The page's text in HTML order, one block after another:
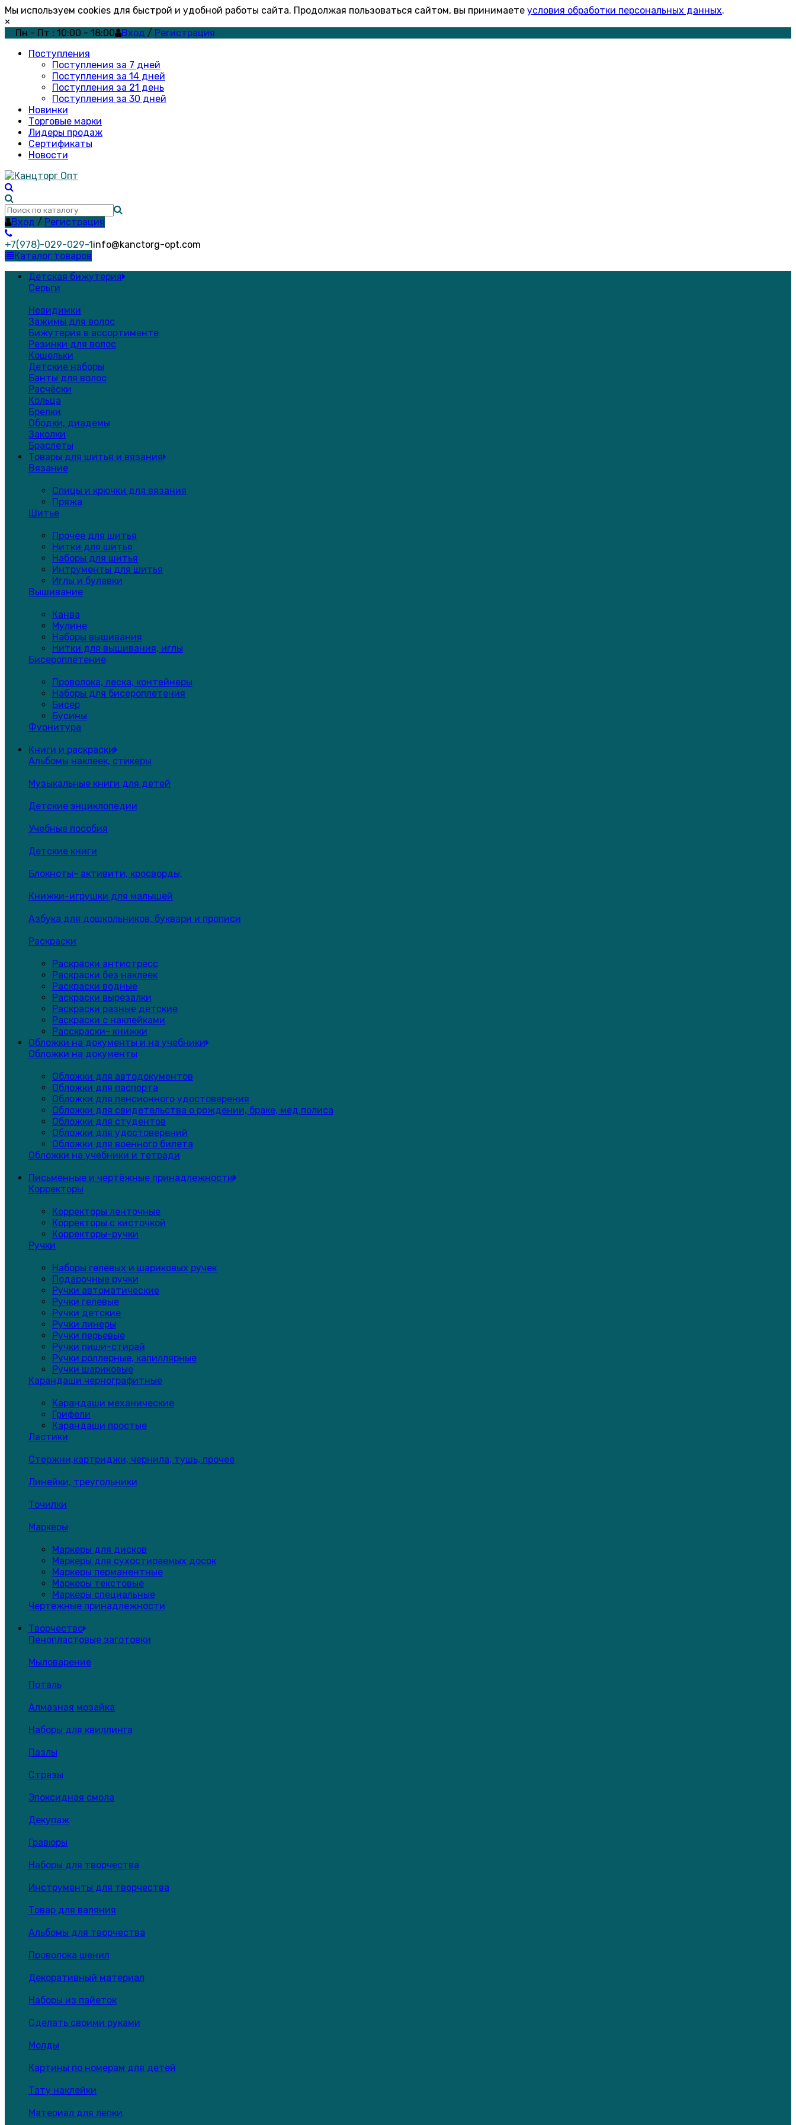
Мы используем cookies для быстрой и удобной работы сайта. Продолжая пользоваться сайтом, вы принимаете условия обработки персональных данных.
×
Пн - Пт : 10:00 - 18:00
Вход / Регистрация
Поступления
Поступления за 7 дней
Поступления за 14 дней
Поступления за 21 день
Поступления за 30 дней
Новинки
Торговые марки
Лидеры продаж
Сертификаты
Новости
Вход / Регистрация
+7(978)-029-029-1info@kanctorg-opt.com
Каталог товаров
Детская бижутерия
Серьги
Невидимки
Зажимы для волос
Бижутерия в ассортименте
Резинки для волос
Кошельки
Детские наборы
Банты для волос
Расчёски
Кольца
Брелки
Ободки, диадемы
Заколки
Браслеты
Товары для шитья и вязания
Вязание
Спицы и крючки для вязания
Пряжа
Шитье
Прочее для шитья
Нитки для шитья
Наборы для шитья
Интрументы для шитья
Иглы и булавки
Вышивание
Канва
Мулине
Наборы вышивания
Нитки для вышивания, иглы
Бисероплетение
Проволока, леска, контейнеры
Наборы для бисероплетения
Бисер
Бусины
Фурнитура
Книги и раскраски
Альбомы наклеек, стикеры
Музыкальные книги для детей
Детские энциклопедии
Учебные пособия
Детские книги
Блокноты- активити, кросворды,
Книжки-игрушки для малышей
Азбука для дошкольников, буквари и прописи
Раскраски
Раскраски антистресс
Раскраски без наклеек
Раскраски водные
Раскраски вырезалки
Раскраски разные детские
Раскраски с наклейками
Расскраски- книжки
Обложки на документы и на учебники
Обложки на документы
Обложки для автодокументов
Обложки для паспорта
Обложки для пенсионного удостоверения
Обложки для свидетельства о рождении, браке, мед.полиса
Обложки для студентов
Обложки для удостоверений
Обложки для военного билета
Обложки на учебники и тетради
Письменные и чертёжные принадлежности
Корректоры
Корректоры ленточные
Корректоры с кисточкой
Корректоры-ручки
Ручки
Наборы гелевых и шариковых ручек
Подарочные ручки
Ручки автоматические
Ручки гелевые
Ручки детские
Ручки линеры
Ручки перьевые
Ручки пиши-стирай
Ручки роллерные, капиллярные
Ручки шариковые
Карандаши чернографитные
Карандаши механические
Грифели
Карандаши простые
Ластики
Стержни,картриджи, чернила, тушь, прочее
Линейки, треугольники
Точилки
Маркеры
Маркеры для дисков
Маркеры для сухостираемых досок
Маркеры перманентные
Маркеры текстовые
Маркеры специальные
Чертежные принадлежности
Творчество
Пенопластовые заготовки
Мыловарение
Поталь
Алмазная мозайка
Наборы для квиллинга
Пазлы
Стразы
Эпоксидная смола
Декупаж
Гравюры
Наборы для творчества
Инструменты для творчества
Товар для валяния
Альбомы для творчества
Проволока шенил
Декоративный материал
Наборы из пайеток
Сделать своими руками
Молды
Картины по номерам для детей
Тату наклейки
Материал для лепки